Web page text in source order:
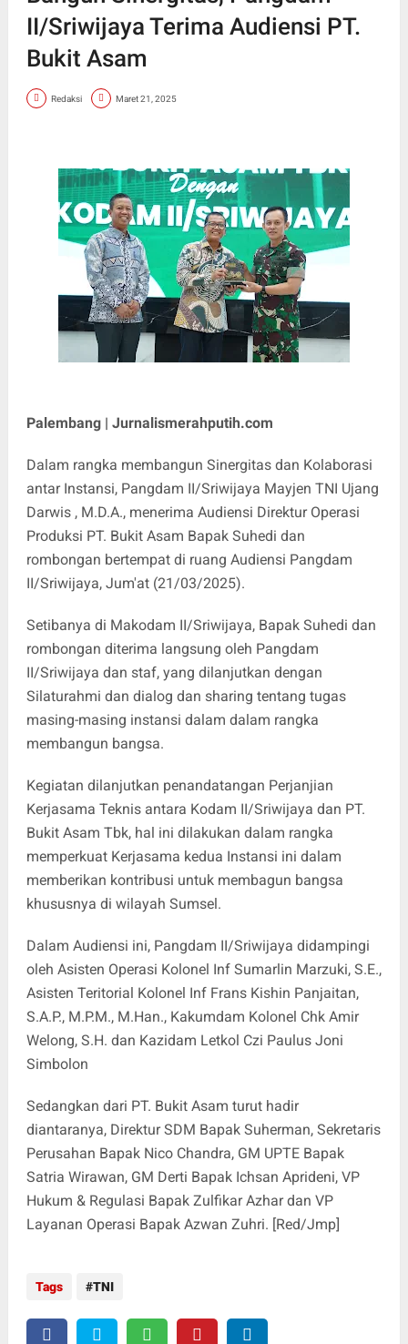
II/Sriwijaya Terima Audiensi PT.
Bukit Asam
Redaksi Maret 21, 2025
Palembang | Jurnalismerahputih.com
Dalam rangka membangun Sinergitas dan Kolaborasi
antar Instansi, Pangdam II/Sriwijaya Mayjen TNI Ujang
Darwis , M.D.A., menerima Audiensi Direktur Operasi
Produksi PT. Bukit Asam Bapak Suhedi dan
rombongan bertempat di ruang Audiensi Pangdam
II/Sriwijaya, Jum'at (21/03/2025).
Setibanya di Makodam II/Sriwijaya, Bapak Suhedi dan
rombongan diterima langsung oleh Pangdam
II/Sriwijaya dan staf, yang dilanjutkan dengan
Silaturahmi dan dialog dan sharing tentang tugas
masing-masing instansi dalam dalam rangka
membangun bangsa.
Kegiatan dilanjutkan penandatangan Perjanjian
Kerjasama Teknis antara Kodam II/Sriwijaya dan PT.
Bukit Asam Tbk, hal ini dilakukan dalam rangka
memperkuat Kerjasama kedua Instansi ini dalam
memberikan kontribusi untuk membagun bangsa
khususnya di wilayah Sumsel.
Dalam Audiensi ini, Pangdam II/Sriwijaya didampingi
oleh Asisten Operasi Kolonel Inf Sumarlin Marzuki, S.E.,
Asisten Teritorial Kolonel Inf Frans Kishin Panjaitan,
S.A.P., M.P.M., M.Han., Kakumdam Kolonel Chk Amir
Welong, S.H. dan Kazidam Letkol Czi Paulus Joni
Simbolon
Sedangkan dari PT. Bukit Asam turut hadir
diantaranya, Direktur SDM Bapak Suherman, Sekretaris
Perusahan Bapak Nico Chandra, GM UPTE Bapak
Satria Wirawan, GM Derti Bapak Ichsan Aprideni, VP
Hukum & Regulasi Bapak Zulfikar Azhar dan VP
Layanan Operasi Bapak Azwan Zuhri. [Red/Jmp]
Tags TNI